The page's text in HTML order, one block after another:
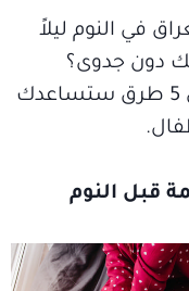
في النوم ليلاً
دون جدوى؟
تعرفي مع "كل الأسرة" إلى 5 طرق ستساعدك
قبل النوم